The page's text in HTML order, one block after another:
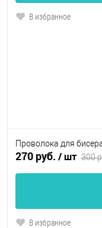
В избранное
Проволока для
270 руб. / шт 300
В избранное